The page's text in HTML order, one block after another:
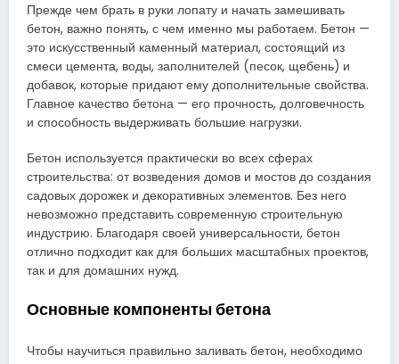
Прежде чем брать в руки лопату и начать замешивать
бетон, важно понять, с чем именно мы работаем. Бетон —
это искусственный каменный материал, состоящий из
смеси цемента, воды, заполнителей (песок, щебень) и
добавок, которые придают ему дополнительные свойства.
Главное качество бетона — его прочность, долговечность
и способность выдерживать большие нагрузки.
Бетон используется практически во всех сферах
строительства: от возведения домов и мостов до создания
садовых дорожек и декоративных элементов. Без него
невозможно представить современную строительную
индустрию. Благодаря своей универсальности, бетон
отлично подходит как для больших масштабных проектов,
так и для домашних нужд.
Основные компоненты бетона
Чтобы научиться правильно заливать бетон, необходимо